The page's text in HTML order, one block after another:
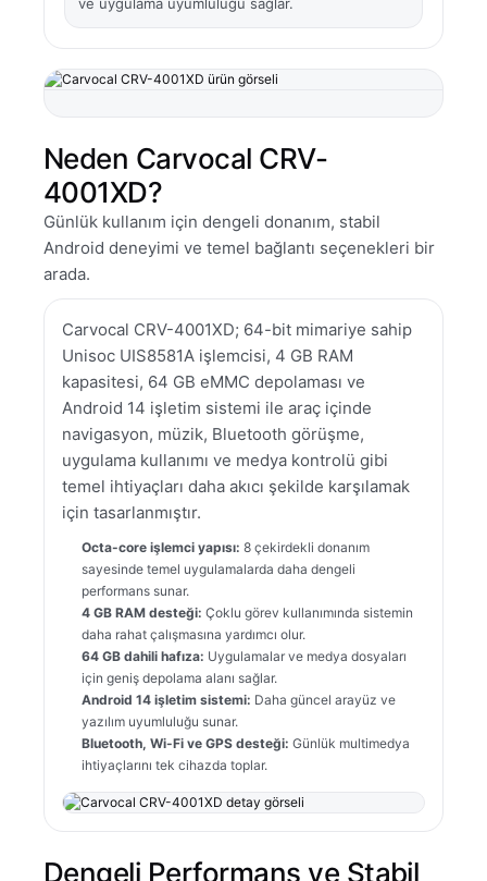
Neden Carvocal CRV-
4001XD?
Günlük kullanım için dengeli donanım, stabil
Android deneyimi ve temel bağlantı seçenekleri bir
arada.
Carvocal CRV-4001XD; 64-bit mimariye sahip
Unisoc UIS8581A işlemcisi, 4 GB RAM
kapasitesi, 64 GB eMMC depolaması ve
Android 14 işletim sistemi ile araç içinde
navigasyon, müzik, Bluetooth görüşme,
uygulama kullanımı ve medya kontrolü gibi
temel ihtiyaçları daha akıcı şekilde karşılamak
için tasarlanmıştır.
Octa-core işlemci yapısı: 8 çekirdekli donanım
sayesinde temel uygulamalarda daha dengeli
performans sunar.
4 GB RAM desteği: Çoklu görev kullanımında sistemin
daha rahat çalışmasına yardımcı olur.
64 GB dahili hafıza: Uygulamalar ve medya dosyaları
için geniş depolama alanı sağlar.
Android 14 işletim sistemi: Daha güncel arayüz ve
yazılım uyumluluğu sunar.
Bluetooth, Wi-Fi ve GPS desteği: Günlük multimedya
ihtiyaçlarını tek cihazda toplar.
Dengeli Performans ve Stabil